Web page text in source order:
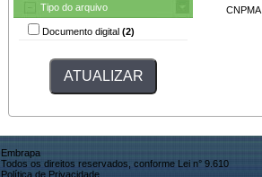
Tipo do arquivo
Documento digital (2)
CNPMA
Embrapa
Todos os direitos reservados, conforme Lei n° 9.610
Política de Privacidade